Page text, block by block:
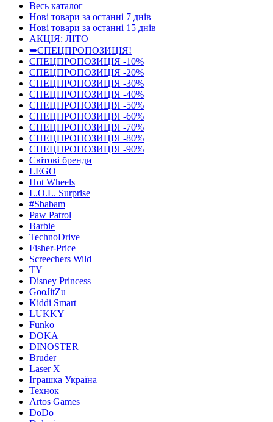
Весь каталог
Нові товари за останнi 7 днiв
Нові товари за останнi 15 днiв
АКЦІЯ: ЛІТО
➥СПЕЦПРОПОЗИЦІЯ!
СПЕЦПРОПОЗИЦІЯ -10%
СПЕЦПРОПОЗИЦІЯ -20%
СПЕЦПРОПОЗИЦІЯ -30%
СПЕЦПРОПОЗИЦІЯ -40%
СПЕЦПРОПОЗИЦІЯ -50%
СПЕЦПРОПОЗИЦІЯ -60%
СПЕЦПРОПОЗИЦІЯ -70%
СПЕЦПРОПОЗИЦІЯ -80%
СПЕЦПРОПОЗИЦІЯ -90%
Світові бренди
LEGO
Hot Wheels
L.O.L. Surprise
#Sbabam
Paw Patrol
Barbie
TechnoDrive
Fisher-Price
Screechers Wild
TY
Disney Princess
GooJitZu
Kiddi Smart
LUKKY
Funko
DOKA
DINOSTER
Bruder
Laser X
Іграшка Україна
Технок
Artos Games
DoDo